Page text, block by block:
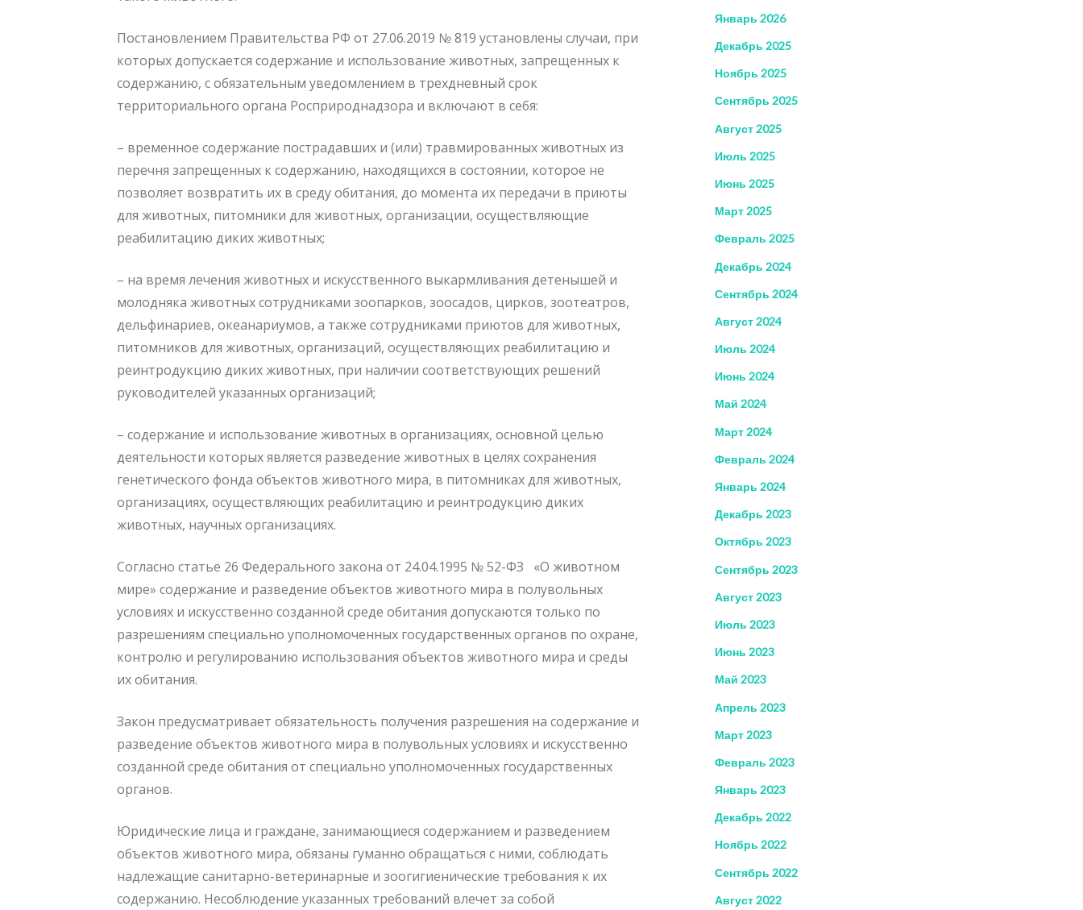
Постановлением Правительства РФ от 27.06.2019 № 819 установлены случаи, при
которых допускается содержание и использование животных, запрещенных к
содержанию, с обязательным уведомлением в трехдневный срок
территориального органа Росприроднадзора и включают в себя:
– временное содержание пострадавших и (или) травмированных животных из
перечня запрещенных к содержанию, находящихся в состоянии, которое не
позволяет возвратить их в среду обитания, до момента их передачи в приюты
для животных, питомники для животных, организации, осуществляющие
реабилитацию диких животных;
– на время лечения животных и искусственного выкармливания детенышей и
молодняка животных сотрудниками зоопарков, зоосадов, цирков, зоотеатров,
дельфинариев, океанариумов, а также сотрудниками приютов для животных,
питомников для животных, организаций, осуществляющих реабилитацию и
реинтродукцию диких животных, при наличии соответствующих решений
руководителей указанных организаций;
– содержание и использование животных в организациях, основной целью
деятельности которых является разведение животных в целях сохранения
генетического фонда объектов животного мира, в питомниках для животных,
организациях, осуществляющих реабилитацию и реинтродукцию диких
животных, научных организациях.
Согласно статье 26 Федерального закона от 24.04.1995 № 52-ФЗ «О животном
мире» содержание и разведение объектов животного мира в полувольных
условиях и искусственно созданной среде обитания допускаются только по
разрешениям специально уполномоченных государственных органов по охране,
контролю и регулированию использования объектов животного мира и среды
их обитания.
Закон предусматривает обязательность получения разрешения на содержание и
разведение объектов животного мира в полувольных условиях и искусственно
созданной среде обитания от специально уполномоченных государственных
органов.
Юридические лица и граждане, занимающиеся содержанием и разведением
объектов животного мира, обязаны гуманно обращаться с ними, соблюдать
надлежащие санитарно-ветеринарные и зоогигиенические требования к их
содержанию. Несоблюдение указанных требований влечет за собой
Январь 2026
Декабрь 2025
Ноябрь 2025
Сентябрь 2025
Август 2025
Июль 2025
Июнь 2025
Март 2025
Февраль 2025
Декабрь 2024
Сентябрь 2024
Август 2024
Июль 2024
Июнь 2024
Май 2024
Март 2024
Февраль 2024
Январь 2024
Декабрь 2023
Октябрь 2023
Сентябрь 2023
Август 2023
Июль 2023
Июнь 2023
Май 2023
Апрель 2023
Март 2023
Февраль 2023
Январь 2023
Декабрь 2022
Ноябрь 2022
Сентябрь 2022
Август 2022